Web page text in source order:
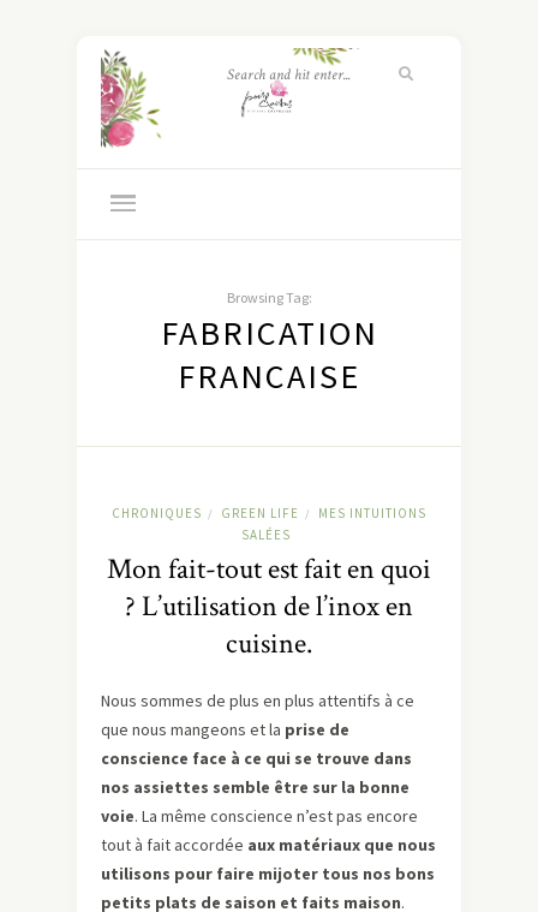
Browsing Tag:
FABRICATION
FRANCAISE
CHRONIQUES / GREEN LIFE /
MES INTUITIONS
SALÉES
Mon fait-tout est fait en quoi
? L’utilisation de l’inox en
cuisine.
Nous sommes de plus en plus attentifs à ce
que nous mangeons et la prise de
conscience face à ce qui se trouve dans
nos assiettes semble être sur la bonne
voie. La même conscience n’est pas encore
tout à fait accordée aux matériaux que nous
utilisons pour faire mijoter tous nos bons
petits plats de saison et faits maison.